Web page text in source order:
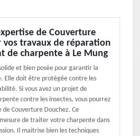
de Couverture
vos travaux de réparation
de charpente à Le Mung
et bien posée pour garantir la
Elle doit être protégée contre les
Si vous avez un projet de
contre les insectes, vous pourrez
de Couverture Douchez. Ce
de traiter votre charpente dans
Il maitrise bien les techniques